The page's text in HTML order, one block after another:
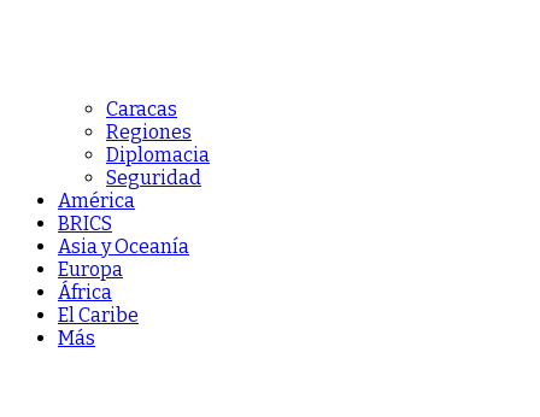
Caracas
Regiones
Diplomacia
Seguridad
América
BRICS
Asia y Oceanía
Europa
África
El Caribe
Más